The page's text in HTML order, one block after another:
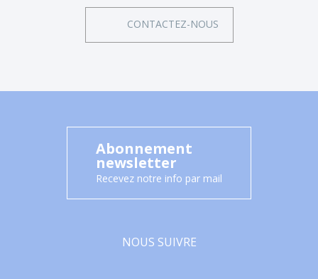
CONTACTEZ-NOUS
Abonnement
newsletter
Recevez notre info par mail
NOUS SUIVRE